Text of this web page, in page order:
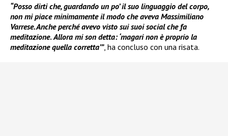
“Posso dirti che, guardando un po’ il suo linguaggio del corpo,
non mi piace minimamente il modo che aveva Massimiliano
Varrese. Anche perché avevo visto sui suoi social che fa
meditazione. Allora mi son detta: ‘magari non è proprio la
meditazione quella corretta’”, ha concluso con una risata.